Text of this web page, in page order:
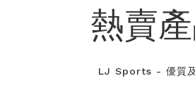
熱賣
LJ Sports - 優質